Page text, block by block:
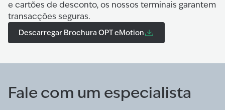
e cartões de desconto, os nossos terminais garantem
transacções seguras.
Descarregar Brochura OPT eMotion
Fale com um especialista